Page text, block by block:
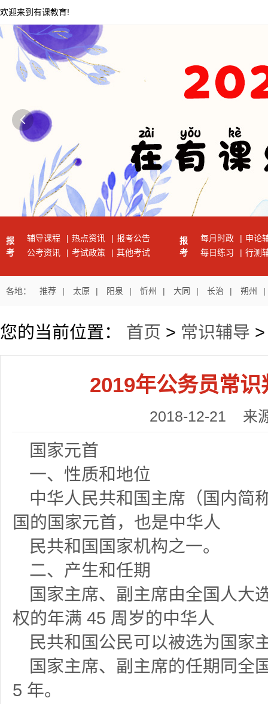
欢迎来到有课教育!

报
考
辅导课程 | 热点资讯 | 报考公告
公考资讯
| 考试政策 | 其他考试
报
考
每月时政 | 申论
每日练习
| 行测
各地： 推荐 | 太原 | 阳泉 | 忻州 | 大同 | 长治 | 朔州 |
您的当前位置： 首页 > 常识辅导
2019年公务员常
2018-12-21 来
国家元首
一、性质和地位
中华人民共和国主席（国内简
国的国家元首，也是中华人
民共和国国家机构之一。
二、产生和任期
国家主席、副主席由全国人大
权的年满 45 周岁的中华人
民共和国公民可以被选为国家
国家主席、副主席的任期同全
5 年。